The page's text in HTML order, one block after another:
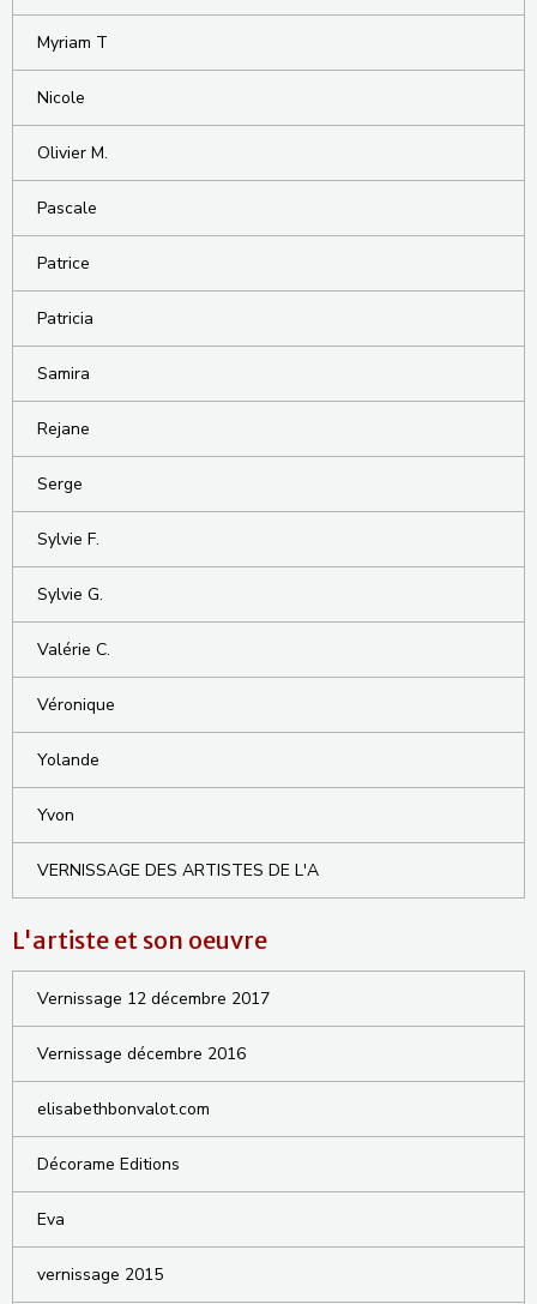
Myriam T
Nicole
Olivier M.
Pascale
Patrice
Patricia
Samira
Rejane
Serge
Sylvie F.
Sylvie G.
Valérie C.
Véronique
Yolande
Yvon
VERNISSAGE DES ARTISTES DE L'A
L'artiste et son oeuvre
Vernissage 12 décembre 2017
Vernissage décembre 2016
elisabethbonvalot.com
Décorame Editions
Eva
vernissage 2015